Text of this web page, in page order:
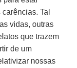
Tal
vidas, outras
que trazem
de um
nossas